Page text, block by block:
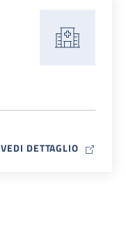
VEDI DETTAGLIO MAP ICON